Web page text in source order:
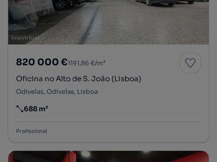
820 000 €1191,86 €/m²
Oficina no Alto de S. João (Lisboa)
Odivelas, Odivelas, Lisboa
Preço por metro quadrado
688 m²
Profissional